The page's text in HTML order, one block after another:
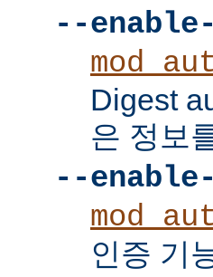
--
Digest
은 정보
--
인증 기